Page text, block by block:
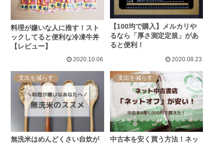
料理が嫌いな人に推す！スト
ックしてると便利な冷凍牛丼
【レビュー】
2020.10.06
【100均で購入】メルカリや
るなら「厚さ測定定規」があ
ると便利！
2020.08.23
支出を減らす
無洗米はめんどくさい自炊が
支出を減らす
中古本を安く買う方法！ネッ